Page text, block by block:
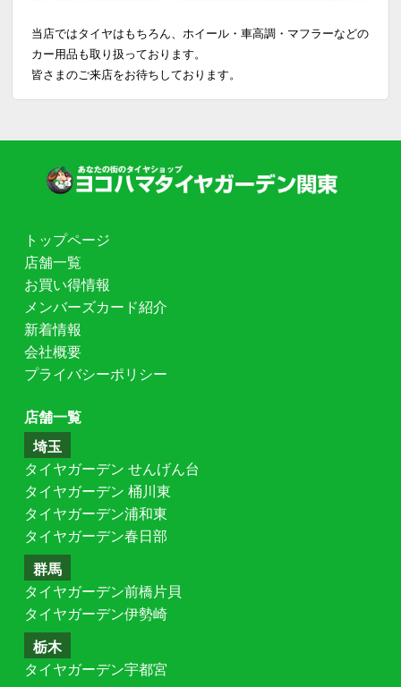
当店ではタイヤはもちろん、ホイール・車高調・マフラーなどの
カー用品も取り扱っております。
皆さまのご来店をお待ちしております。
トップページ
店舗一覧
お買い得情報
メンバーズカード紹介
新着情報
会社概要
プライバシーポリシー
店舗一覧
埼玉
タイヤガーデン せんげん台
タイヤガーデン 桶川東
タイヤガーデン浦和東
タイヤガーデン春日部
群馬
タイヤガーデン前橋片貝
タイヤガーデン伊勢崎
栃木
タイヤガーデン宇都宮